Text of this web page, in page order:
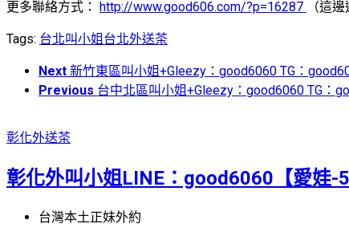
更多聯絡方式： http://www.good606.com/?p=16287 （這邊
Tags: 台北叫小姐 台北外送茶
Next 新竹東區叫小姐+Gleezy：good6060 TG：
Previous 台中北區叫小姐+Gleezy：good6060 TG：
彰化外送茶
彰化外叫小姐LINE：good6060【愛娃
台灣本土正妹外約